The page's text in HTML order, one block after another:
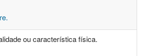
ou característica física.